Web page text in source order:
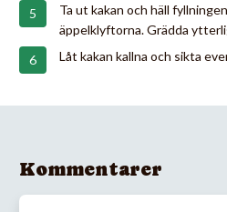
Ta ut kakan och häll
äppelklyftorna. Grädda
Låt kakan kallna och sikta
Kommentarer